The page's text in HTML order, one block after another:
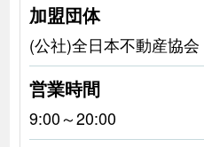
加盟団体
(公社)全日本不動産協会
営業時間
9:00～20:00